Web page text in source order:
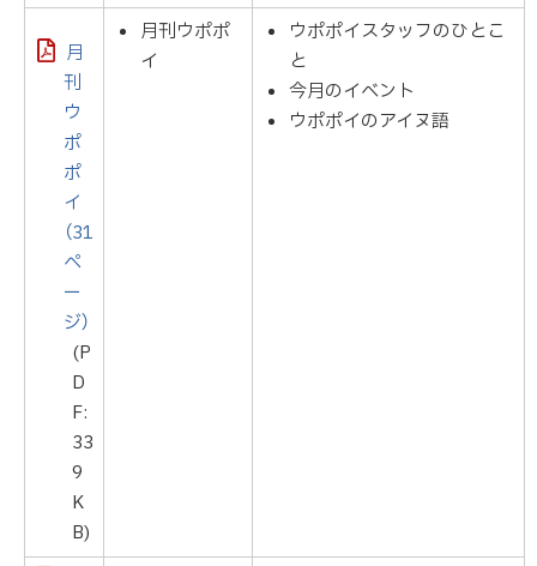
月
刊
ウ
ポ
ポ
イ
（31
ペ
ー
ジ）
(P
D
F:
33
9
K
B)
月刊ウポポ
イ
ウポポイスタッフのひとこ
と
今月のイベント
ウポポイのアイヌ語